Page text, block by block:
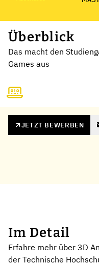
Überblick
Das macht den
Games aus
JETZT BEWERBEN
Im Detail
Erfahre mehr über 3D
der Technische